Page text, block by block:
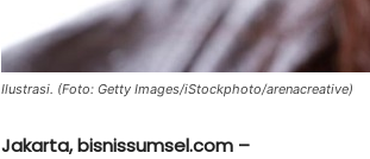
Ilustrasi. (Foto: Getty Images/iStockphoto/arenacreative)
Jakarta, bisnissumsel.com –